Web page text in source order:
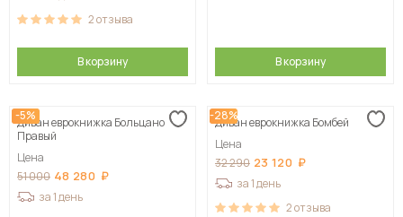
2отзыва
В корзину В корзину
-5%
Диван еврокнижка Больцано
Правый
Цена
51 000 48 280
за 1 день
-28%
Диван еврокнижка Бомбей
Цена
32 290 23 120
за 1 день
2отзыва